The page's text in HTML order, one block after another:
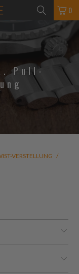
0
Pull-
VERSTELLUNG /